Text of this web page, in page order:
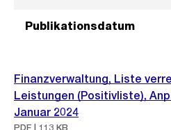
Publikationsdatum
Finanzverwaltung, Liste
Leistungen (Positivliste),
Januar 2024
PDF | 113 KB